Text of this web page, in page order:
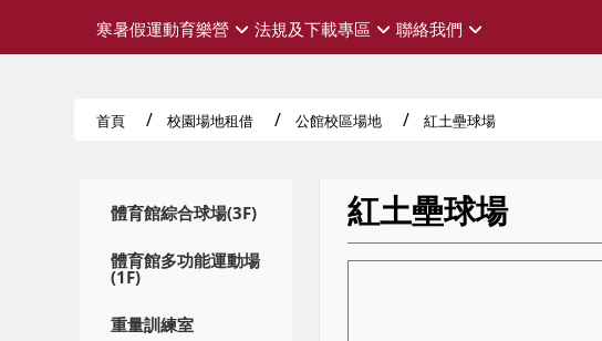
寒暑假運動育樂營 法規及下載專區 聯絡我們
首頁 校園場地租借 公館校區場地 紅土壘球場
體育館綜合球場(3F)
體育館多功能運動場
(1F)
重量訓練室
紅土壘球場